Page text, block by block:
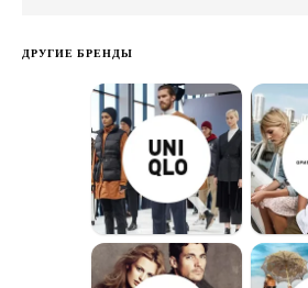
ДРУГИЕ БРЕНДЫ